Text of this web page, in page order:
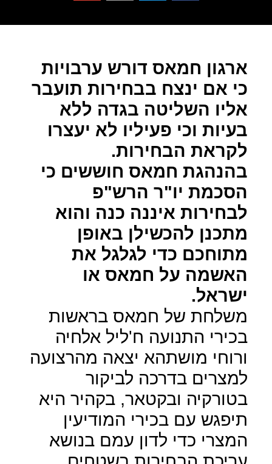
ארגון חמאס דורש ערבויות
כי אם ינצח בבחירות תועבר
אליו השליטה בגדה ללא
בעיות וכי פעיליו לא יעצרו
לקראת הבחירות.
בהנהגת חמאס חוששים כי
הסכמת יו"ר הרש"פ
לבחירות איננה כנה והוא
מתכנן להכשילן באופן
מתוחכם כדי לגלגל את
האשמה על חמאס או
ישראל.
משלחת של חמאס בראשות
בכירי התנועה ח'ליל אלחיה
ורוחי מושתהא יצאה מהרצועה
למצרים בדרכה לביקור
בטורקיה ובקטאר, בקהיר היא
תיפגש עם בכירי המודיעין
המצרי כדי לדון עמם בנושא